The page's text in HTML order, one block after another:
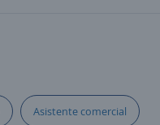
Asistente comercial